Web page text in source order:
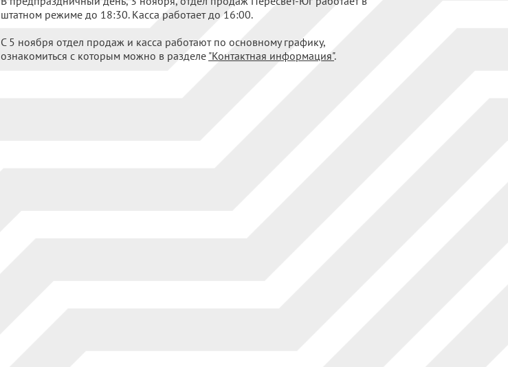
штатном режиме до 18:30. Касса работает до 16:00.
С 5 ноября отдел продаж и касса работают по основному графику,
ознакомиться с которым можно в разделе "Контактная информация".